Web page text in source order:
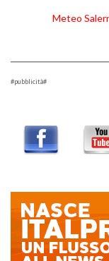
Meteo
#pubblicità#